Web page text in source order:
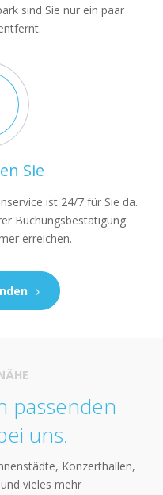
sind Sie nur ein paar
Sie
ist 24/7 für Sie da.
Buchungsbestätigung
erreichen.
passenden
uns.
Konzerthallen,
vieles mehr